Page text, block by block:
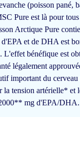
leven verlengd en
(poisson pané,
Pure est là pour
Arctique Pure
et de DHA est
L'effet bénéfique est
légalement
important du
tension artérielle*
mg d'EPA/DHA.